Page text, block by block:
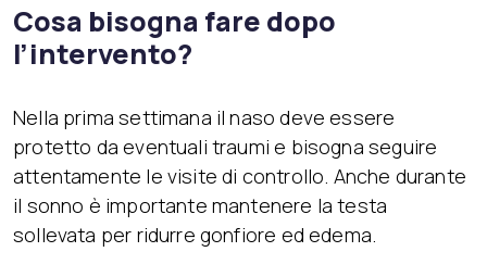
Cosa bisogna fare dopo
l’intervento?
Nella prima settimana il naso deve essere
protetto da eventuali traumi e bisogna seguire
attentamente le visite di controllo. Anche durante
il sonno è importante mantenere la testa
sollevata per ridurre gonfiore ed edema.